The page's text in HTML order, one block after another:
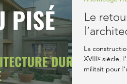
Le
La
XVIIIᵉ siècle,
militait pour